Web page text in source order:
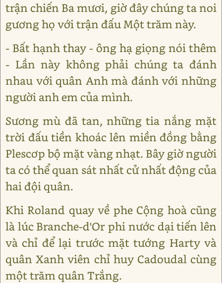
trận chiến Ba mươi, giờ đây chúng ta noi
gương họ với trận đấu Một trăm này.
- Bất hạnh thay - ông hạ giọng nói thêm
- Lần này không phải chúng ta đánh
nhau với quân Anh mà đánh với những
người anh em của mình.
Sương mù đã tan, những tia nắng mặt
trời đấu tiền khoác lên miền đồng bằng
Plescơp bộ mặt vàng nhạt. Bây giờ người
ta có thể quan sát nhất cử nhất động của
hai đội quân.
Khi Roland quay về phe Cộng hoà cũng
là lúc Branche-d'Or phi nước dại tiến lên
và chỉ để lại trước mặt tướng Harty và
quân Xanh viên chỉ huy Cadoudal cùng
một trăm quân Trắng.